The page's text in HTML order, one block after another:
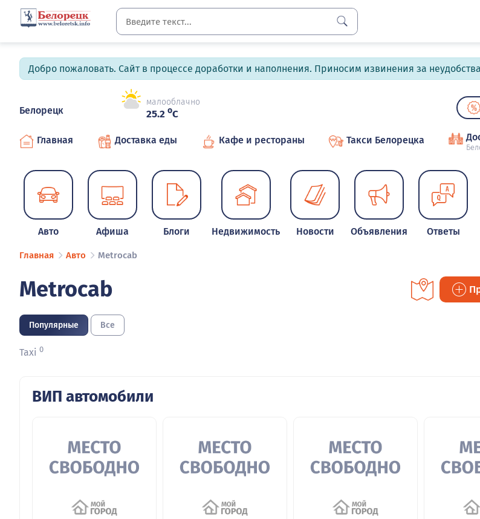
Добро пожаловать. Сайт в процессе доработки и наполнения. Приносим извинения за
Белорецк
малооблачно
25.2 oC
Главная Доставка еды Кафе и рестораны Такси Белорецка
Авто Афиша Блоги Недвижимость Новости Объявления Ответы
Главная Авто Metrocab
Metrocab
Популярные Все
Taxi 0
ВИП автомобили